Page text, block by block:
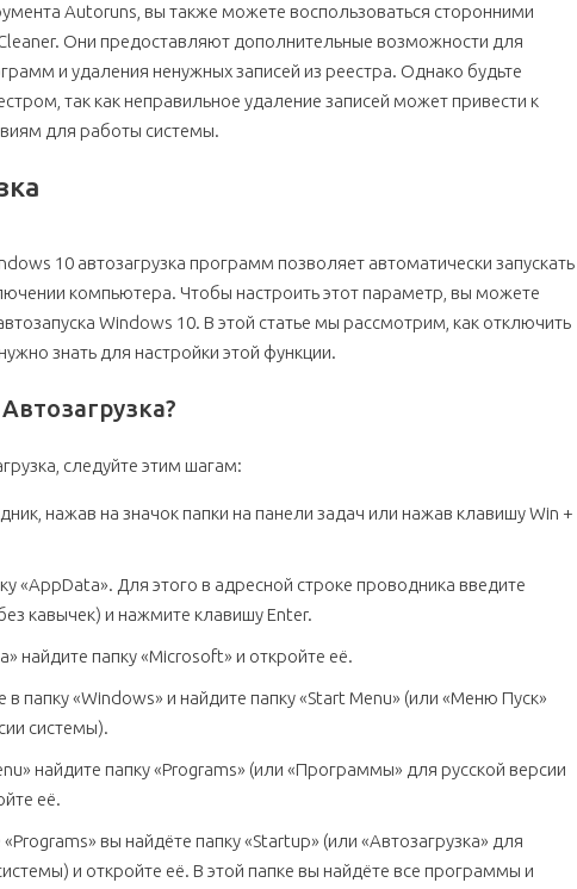
Autoruns, вы также можете воспользоваться сторонними
Они предоставляют дополнительные возможности для
и удаления ненужных записей из реестра. Однако будьте
так как неправильное удаление записей может привести к
для работы системы.
10 автозагрузка программ позволяет автоматически запускать
компьютера. Чтобы настроить этот параметр, вы можете
Windows 10. В этой статье мы рассмотрим, как отключить
знать для настройки этой функции.
следуйте этим шагам:
нажав на значок папки на панели задач или нажав клавишу Win +
«AppData». Для этого в адресной строке проводника введите
кавычек) и нажмите клавишу Enter.
найдите папку «Microsoft» и откройте её.
в папку «Windows» и найдите папку «Start Menu» (или «Меню Пуск»
системы).
найдите папку «Programs» (или «Программы» для русской версии
её.
вы найдёте папку «Startup» (или «Автозагрузка» для
и откройте её. В этой папке вы найдёте все программы и